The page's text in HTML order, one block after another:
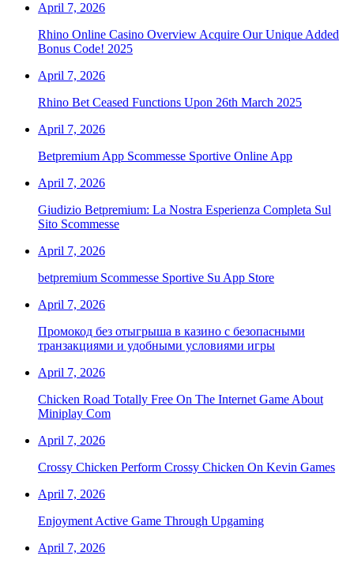
April 7, 2026
Rhino Online Casino Overview Acquire Our Unique Added
Bonus Code! 2025
April 7, 2026
Rhino Bet Ceased Functions Upon 26th March 2025
April 7, 2026
Betpremium App Scommesse Sportive Online App
April 7, 2026
Giudizio Betpremium: La Nostra Esperienza Completa Sul
Sito Scommesse
April 7, 2026
‎betpremium Scommesse Sportive Su App Store
April 7, 2026
Промокод без отыгрыша в казино с безопасными
транзакциями и удобными условиями игры
April 7, 2026
Chicken Road Totally Free On The Internet Game About
Miniplay Com
April 7, 2026
Crossy Chicken Perform Crossy Chicken On Kevin Games
April 7, 2026
Enjoyment Active Game Through Upgaming
April 7, 2026